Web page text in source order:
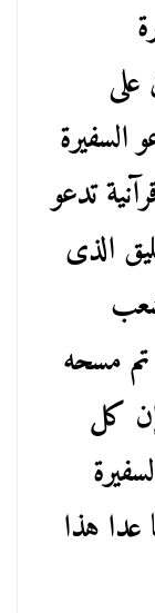
السفيرة
تدعو
الذى
تم مسحه
كل
عدا هذا